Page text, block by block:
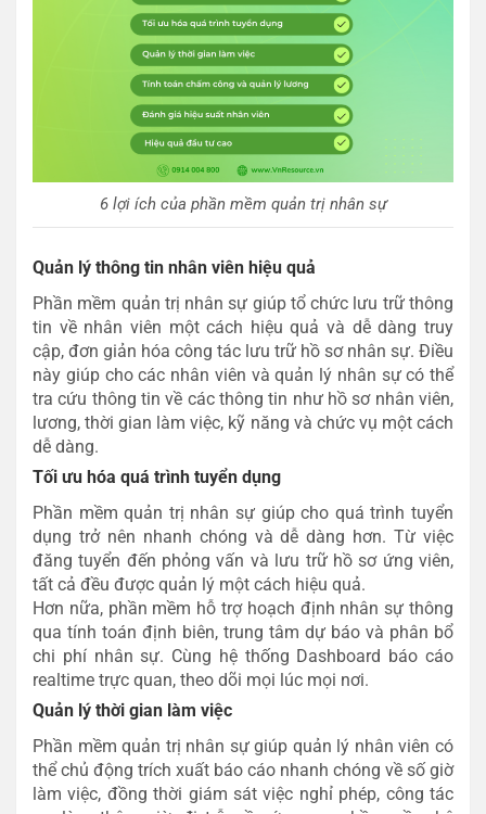
6 lợi ích của phần mềm quản trị nhân sự
Quản lý thông tin nhân viên hiệu quả
Phần mềm quản trị nhân sự giúp tổ chức lưu trữ thông
tin về nhân viên một cách hiệu quả và dễ dàng truy
cập, đơn giản hóa công tác lưu trữ hồ sơ nhân sự. Điều
này giúp cho các nhân viên và quản lý nhân sự có thể
tra cứu thông tin về các thông tin như hồ sơ nhân viên,
lương, thời gian làm việc, kỹ năng và chức vụ một cách
dễ dàng.
Tối ưu hóa quá trình tuyển dụng
Phần mềm quản trị nhân sự giúp cho quá trình tuyển
dụng trở nên nhanh chóng và dễ dàng hơn. Từ việc
đăng tuyển đến phỏng vấn và lưu trữ hồ sơ ứng viên,
tất cả đều được quản lý một cách hiệu quả.
Hơn nữa, phần mềm hỗ trợ hoạch định nhân sự thông
qua tính toán định biên, trung tâm dự báo và phân bổ
chi phí nhân sự. Cùng hệ thống Dashboard báo cáo
realtime trực quan, theo dõi mọi lúc mọi nơi.
Quản lý thời gian làm việc
Phần mềm quản trị nhân sự giúp quản lý nhân viên có
thể chủ động trích xuất báo cáo nhanh chóng về số giờ
làm việc, đồng thời giám sát việc nghỉ phép, công tác